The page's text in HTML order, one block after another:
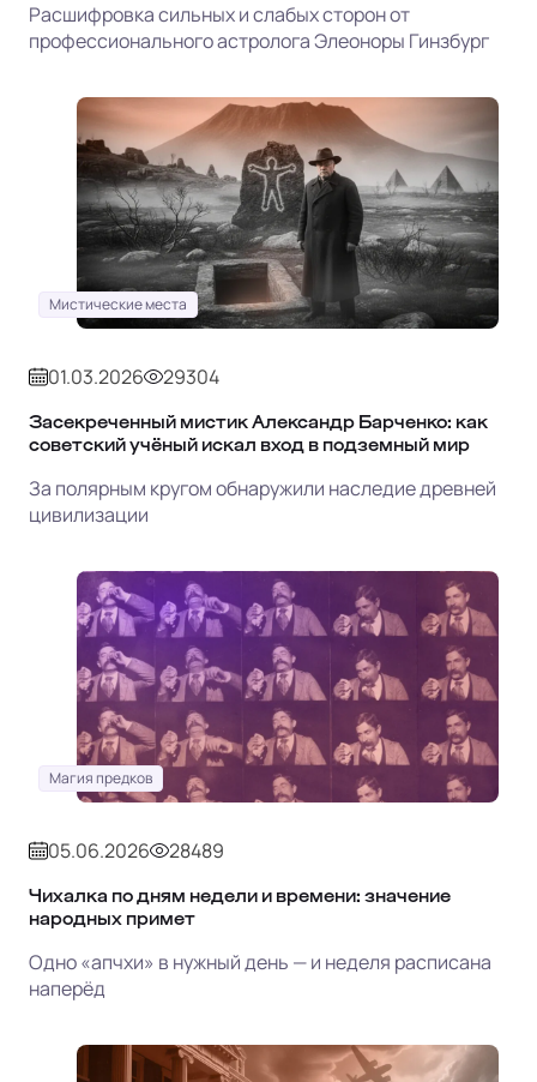
Расшифровка сильных и слабых сторон от
профессионального астролога Элеоноры Гинзбург
Мистические места
01.03.2026 29304
Засекреченный мистик Александр Барченко: как
советский учёный искал вход в подземный мир
За полярным кругом обнаружили наследие древней
цивилизации
Магия предков
05.06.2026 28489
Чихалка по дням недели и времени: значение
народных примет
Одно «апчхи» в нужный день — и неделя расписана
наперёд